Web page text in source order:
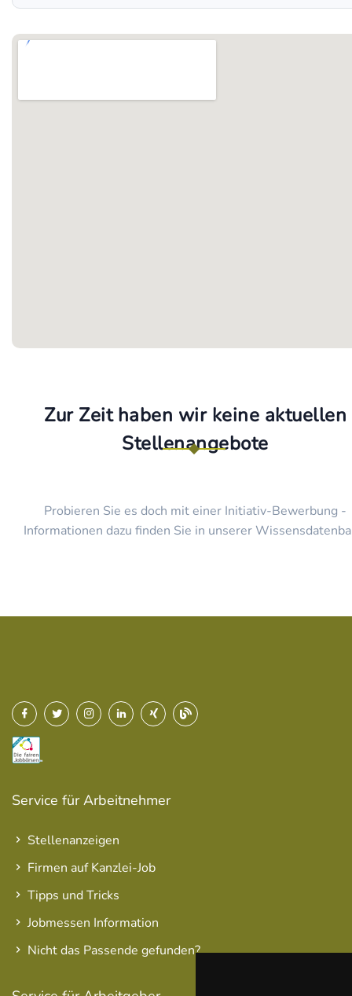
Zur Zeit haben wir keine aktuellen
Stellenangebote
Probieren Sie es doch mit einer Initiativ-Bewerbung -
Informationen dazu finden Sie in unserer
Service für Arbeitnehmer
Stellenanzeigen
Firmen auf Kanzlei-Job
Tipps und Tricks
Jobmessen Information
Nicht das Passende gefunden?